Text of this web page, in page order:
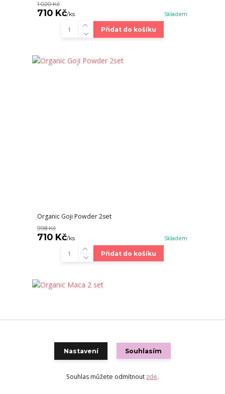
1 020 Kč
710 Kč/ks Skladem
Přidat do košíku
Organic Goji Powder 2set
998 Kč
710 Kč/ks Skladem
Přidat do košíku
Nastavení Souhlasím
Souhlas můžete odmítnout zde.